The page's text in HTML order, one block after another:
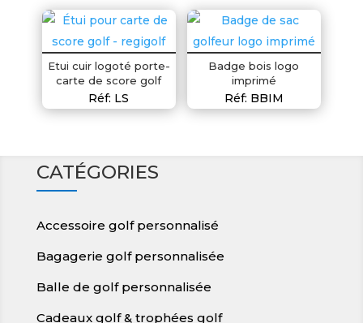
Etui cuir logoté porte-
carte de score golf
Réf: LS
Badge bois logo
imprimé
Réf: BBIM
CATÉGORIES
Accessoire golf personnalisé
Bagagerie golf personnalisée
Balle de golf personnalisée
Cadeaux golf & trophées golf